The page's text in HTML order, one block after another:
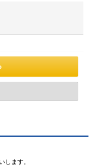
します。